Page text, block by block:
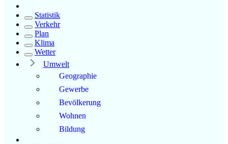
Statistik
Verkehr
Plan
Klima
Wetter
Umwelt
Geographie
Gewerbe
Bevölkerung
Wohnen
Bildung